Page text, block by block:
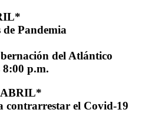
de Pandemia
del Atlántico
8:00 p.m.
contrarrestar el Covid-19